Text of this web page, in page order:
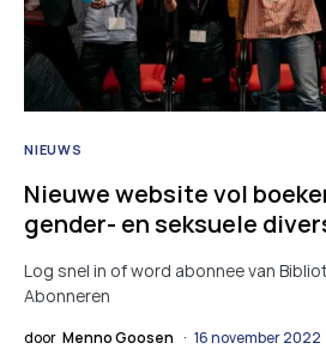
NIEUWS
Nieuwe website vol
gender- en seksuele
Log snel in of word abonnee van
Abonneren
door Menno Goosen 16 november 2022